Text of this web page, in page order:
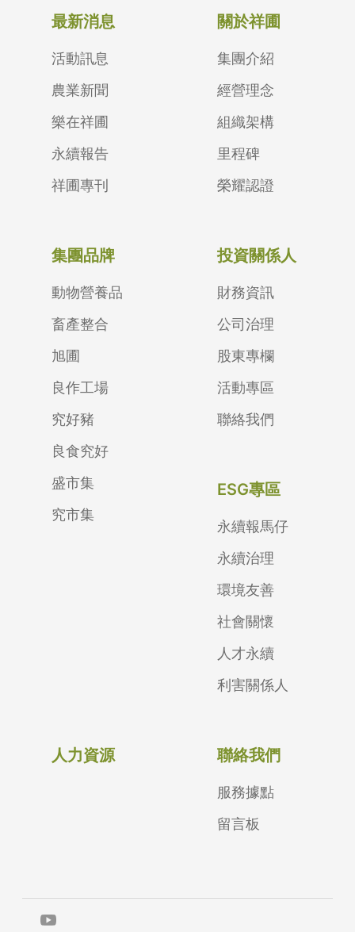
最新消息
活動訊息
農業新聞
樂在祥圃
永續報告
祥圃專刊
關於祥圃
集團介紹
經營理念
組織架構
里程碑
榮耀認證
集團品牌
動物營養品
畜產整合
旭圃
良作工場
究好豬
良食究好
盛市集
究市集
投資關係人
財務資訊
公司治理
股東專欄
活動專區
聯絡我們
ESG專區
永續報馬仔
永續治理
環境友善
社會關懷
人才永續
利害關係人
人力資源 聯絡我們
服務據點
留言板